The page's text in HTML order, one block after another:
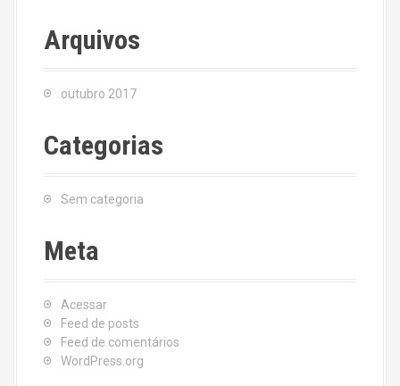
Arquivos
outubro 2017
Categorias
Sem categoria
Meta
Acessar
Feed de posts
Feed de comentários
WordPress.org